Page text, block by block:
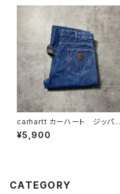
carhartt カーハート ジッパー
フライ 裏地ブランケット付き
レザーパッチ 濃紺 デニムパ
¥5,900
CATEGORY